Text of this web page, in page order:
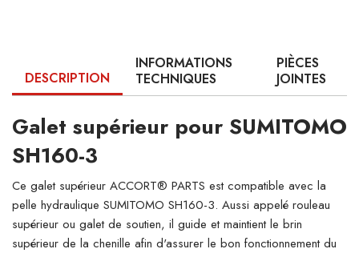
DESCRIPTION
INFORMATIONS
TECHNIQUES
PIÈCES
JOINTES
Galet supérieur pour SUMITOMO
SH160-3
Ce galet supérieur ACCORT® PARTS est compatible avec la
pelle hydraulique SUMITOMO SH160-3. Aussi appelé rouleau
supérieur ou galet de soutien, il guide et maintient le brin
supérieur de la chenille afin d'assurer le bon fonctionnement du